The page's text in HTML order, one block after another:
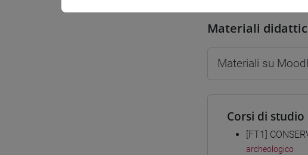
Materiali
Materiali su
Corsi di
[FT1]
archeologico